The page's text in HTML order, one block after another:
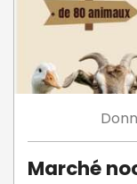
Marché